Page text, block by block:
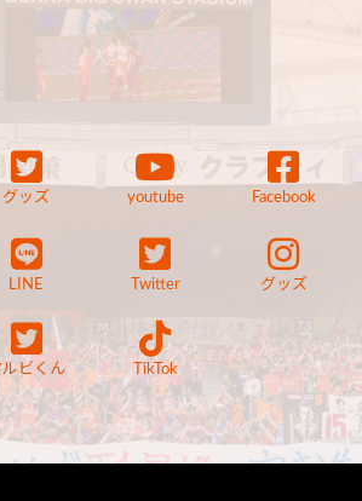
グッズ youtube Facebook
LINE Twitter グッズ
ルビくん TikTok